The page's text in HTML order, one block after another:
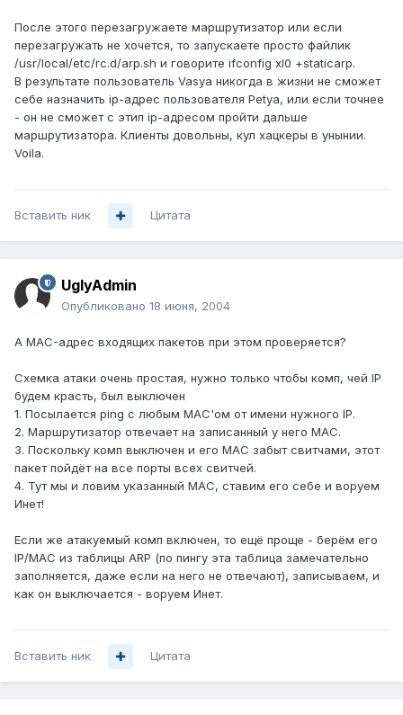
После этого перезагружаете маршрутизатор или если
перезагружать не хочется, то запускаете просто файлик
/usr/local/etc/rc.d/arp.sh и говорите ifconfig xl0 +staticarp.
В результате пользователь Vasya никогда в жизни не сможет
себе назначить ip-адрес пользователя Petya, или если точнее
- он не сможет с этип ip-адресом пройти дальше
маршрутизатора. Клиенты довольны, кул хацкеры в унынии.
Voila.
Вставить ник Цитата
UglyAdmin
Опубликовано 18 июня, 2004
А MAC-адрес входящих пакетов при этом проверяется?
Схемка атаки очень простая, нужно только чтобы комп, чей IP
будем красть, был выключен
1. Посылается ping с любым MAC'ом от имени нужного IP.
2. Маршрутизатор отвечает на записанный у него MAC.
3. Поскольку комп выключен и его МАС забыт свитчами, этот
пакет пойдёт на все порты всех свитчей.
4. Тут мы и ловим указанный MAC, ставим его себе и воруем
Инет!
Если же атакуемый комп включен, то ещё проще - берём его
IP/MAC из таблицы ARP (по пингу эта таблица замечательно
заполняется, даже если на него не отвечают), записываем, и
как он выключается - воруем Инет.
Вставить ник Цитата